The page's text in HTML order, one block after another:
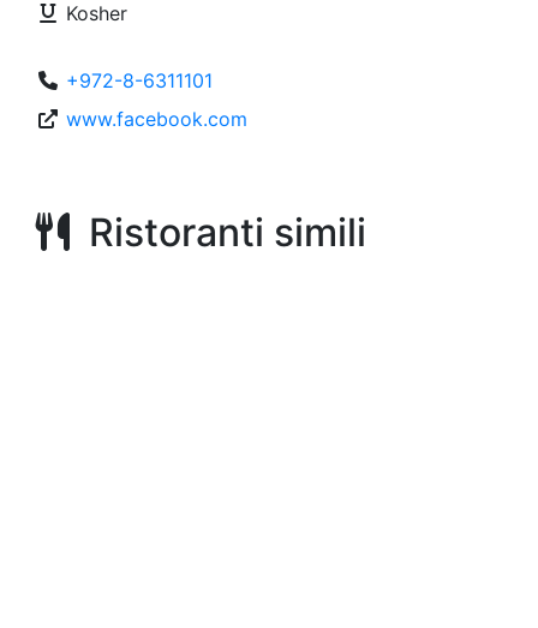
Kosher
+972-8-6311101
www.facebook.com
Ristoranti simili